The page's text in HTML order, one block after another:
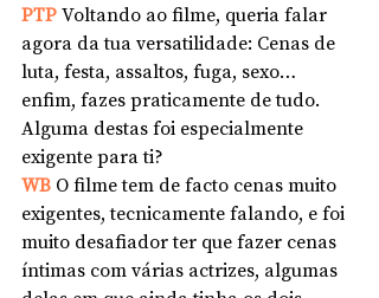
PTP Voltando ao filme, queria falar
agora da tua versatilidade: Cenas de
luta, festa, assaltos, fuga, sexo…
enfim, fazes praticamente de tudo.
Alguma destas foi especialmente
exigente para ti?
WB O filme tem de facto cenas muito
exigentes, tecnicamente falando, e foi
muito desafiador ter que fazer cenas
íntimas com várias actrizes, algumas